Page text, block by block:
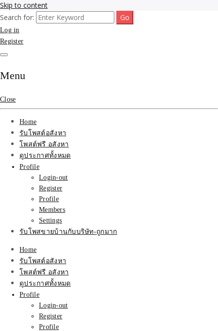
Skip to content
รับจ้างโพสขายบ้าน ที่ดิน
ติดAI SEO กับบริษัทใหญ่
รับจ้างทำโฆษณา สินค้า
บ้านที่ดิน ราคา ถูกและดี
ที่สุด บริการ โปรโมท
โฆษณารับโพสอสังหา ทีม
งาน บริํษัทใหญ่ เว็บขาย
บ้าน คุณภาพอันดับ1
SEOขายบ้าน
รับจ้างโพสขายบ้าน ที่ดิน ไม่มีค่านายหน้า กับบริษัท SEO-AI เน้นติดหน้า
แรก บริการโพสต์ โปรโมท รับจ้างทำโฆษณา ราคาถูก เว็บขายบ้าน รับโพ
สอสังหา ติดหน้าแรกกูเกิ้ล ทีมงาน บริํษัทใหญ่ รับประกันผลงาน ที่เดียวใน
Search for:
Log in
Register
Menu
Close
Home
รับโพสต์อสังหา
โพสต์ฟรี อสังหา
ดูประกาศทั้งหมด
Profile
Login-out
Register
Profile
Members
Settings
รับโพสขายบ้านกับบริษัท-ถูกมาก
Home
รับโพสต์อสังหา
โพสต์ฟรี อสังหา
ดูประกาศทั้งหมด
Profile
Login-out
Register
Profile